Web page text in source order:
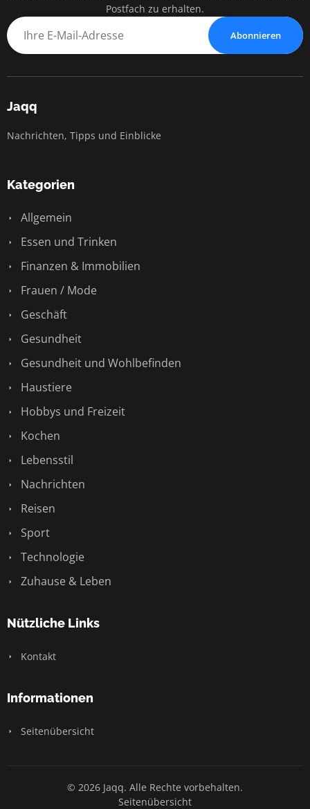
Postfach zu erhalten.
Abonnieren
Jaqq
Nachrichten, Tipps und Einblicke
Kategorien
Allgemein
Essen und Trinken
Finanzen & Immobilien
Frauen / Mode
Geschäft
Gesundheit
Gesundheit und Wohlbefinden
Haustiere
Hobbys und Freizeit
Kochen
Lebensstil
Nachrichten
Reisen
Sport
Technologie
Zuhause & Leben
Nützliche Links
Kontakt
Informationen
Seitenübersicht
© 2026 Jaqq. Alle Rechte vorbehalten.
Seitenübersicht